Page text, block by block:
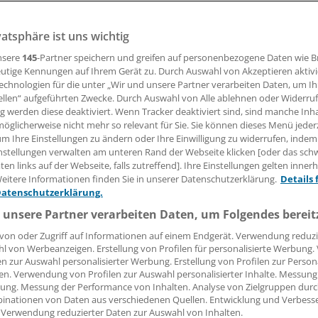
Patienten mit Rückenschmerzen besteht auf Röntgen-,
zeigt der "Faktencheck Rücken" der Bertelsmann
05:16 Uhr
ist uns wichtig
145-Partner speichern und greifen auf personenbezogene Daten wie
Kennungen auf Ihrem Gerät zu. Durch Auswahl von Akzeptieren
für die unter „Wir und unsere Partner verarbeiten Daten, um
aufgeführten Zwecke. Durch Auswahl von Alle ablehnen oder
werden diese deaktiviert. Wenn Tracker deaktiviert sind, sind manche
nicht mehr so relevant für Sie. Sie können dieses Menü
Ihre Einstellungen zu ändern oder Ihre Einwilligung zu widerrufen, indem
verwalten am unteren Rand der Webseite klicken [oder das
links auf der Webseite, falls zutreffend]. Ihre Einstellungen gelten
Informationen finden Sie in unserer Datenschutzerklärung. Details
Partner verarbeiten Daten, um Folgendes
oder Zugriff auf Informationen auf einem Endgerät. Verwendung
von Werbeanzeigen. Erstellung von Profilen für personalisierte
zur Auswahl personalisierter Werbung. Erstellung von Profilen zur
Verwendung von Profilen zur Auswahl personalisierter Inhalte.
Messung der Performance von Inhalten. Analyse von Zielgruppen
von Daten aus verschiedenen Quellen. Entwicklung und
reduzierter Daten zur Auswahl von Inhalten.